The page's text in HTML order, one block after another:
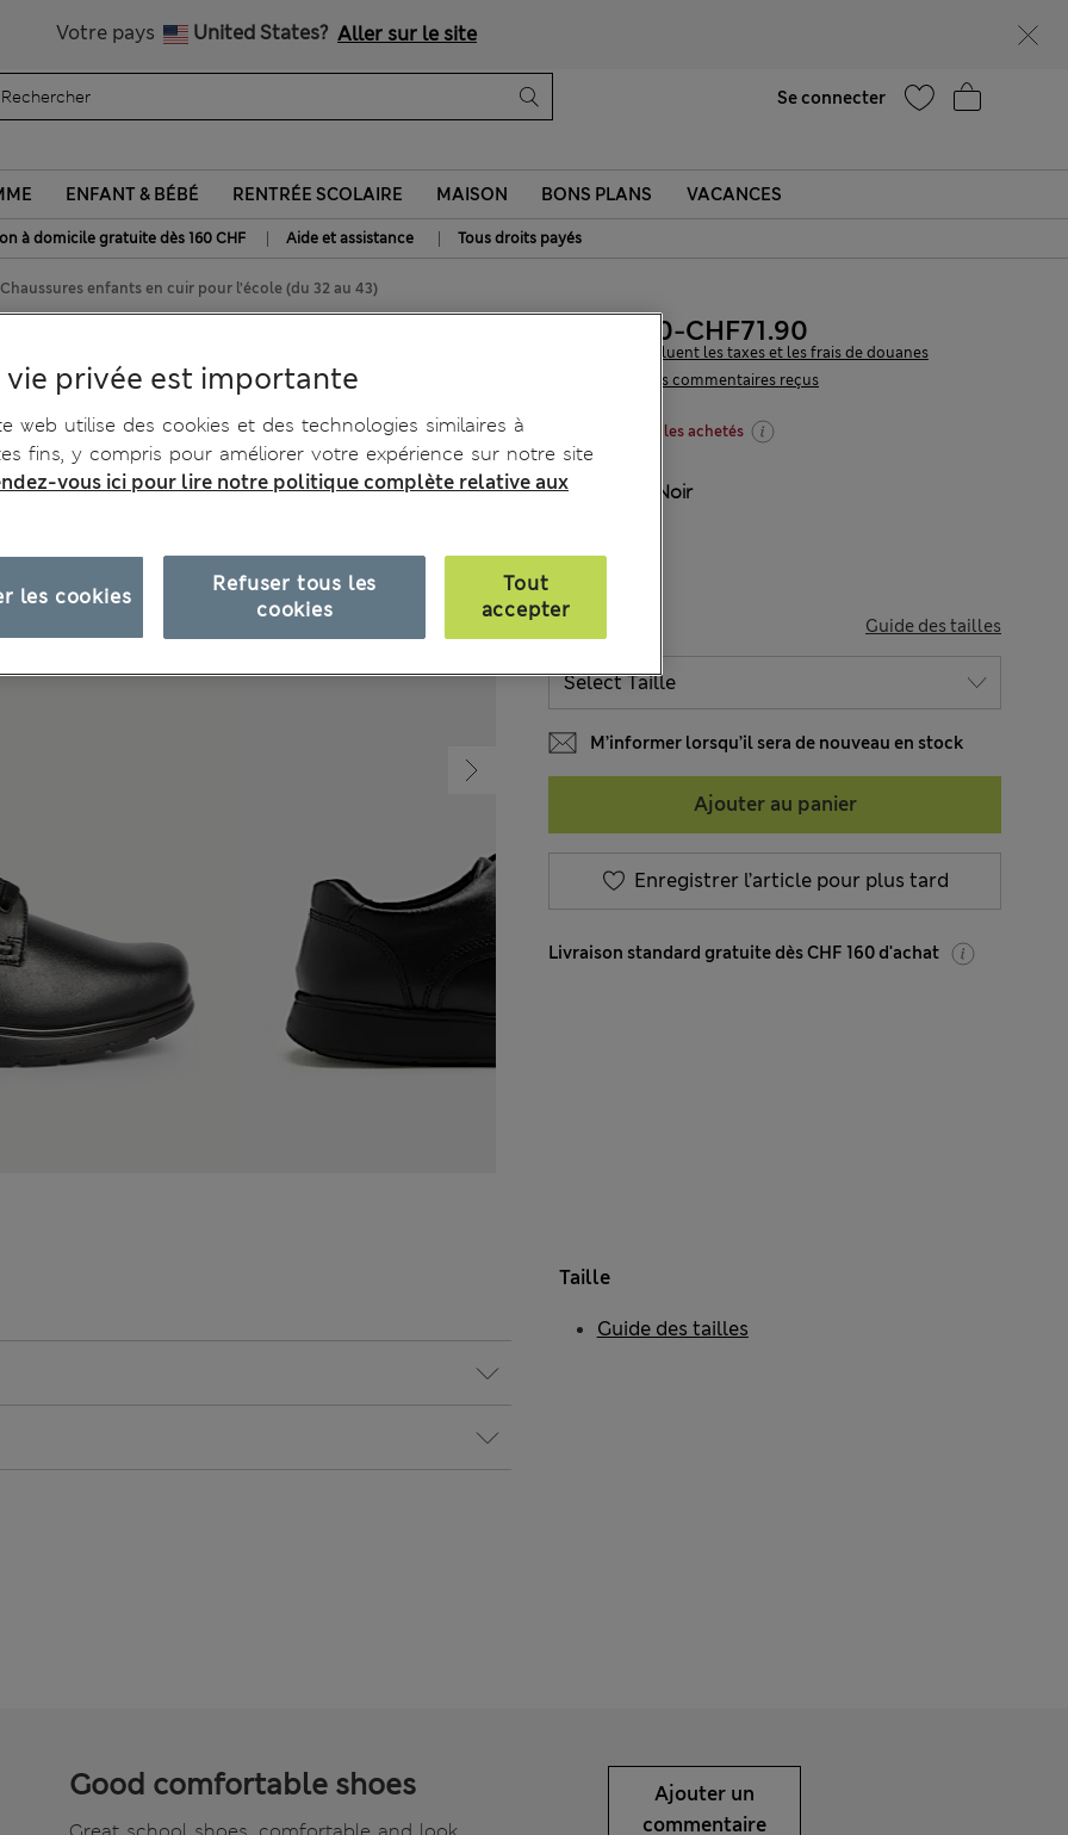
Votre pays United States? Aller sur le site
Se connecter
ENFANT & BÉBÉ RENTRÉE SCOLAIRE MAISON BONS PLANS VACANCES
à domicile gratuite dès 160 CHF | Aide et assistance | Tous droits payés
Chaussures enfants en cuir pour l’école (du 32 au 43)
l’école (du 32 au 43) 46 les commentaires reçus
CHF67.90-CHF71.90
Tous les prix incluent les taxes et les frais de douanes
-20 % dès 2 articles achetés
COULEUR: Noir
Guide des tailles
M’informer lorsqu’il sera de nouveau en stock
Ajouter au panier
Enregistrer l’article pour plus tard
Livraison standard gratuite dès CHF 160 d'achat
Taille
Guide des tailles
Good comfortable shoes
Ajouter un
commentaire
vie privée est importante
web utilise des cookies et des technologies similaires à
fins, y compris pour améliorer votre expérience sur notre site
vous ici pour lire notre politique complète relative aux
Refuser tous les
cookies
Tout
accepter
les cookies